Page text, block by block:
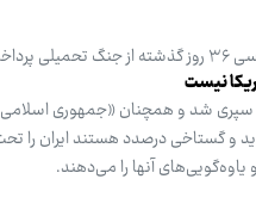
نیست
شد و همچنان «جمهوری اسلامی
و گستاخی درصدد هستند ایران را
آنها را می‌دهند.